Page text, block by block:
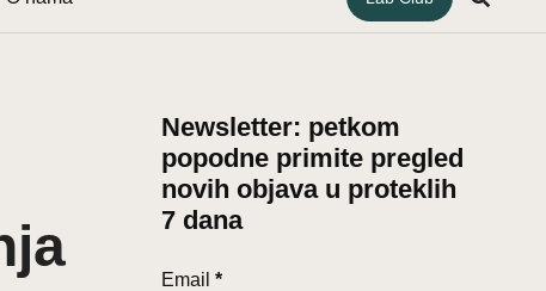
Newsletter: petkom
popodne primite pregled
novih objava u proteklih
7 dana
Email *